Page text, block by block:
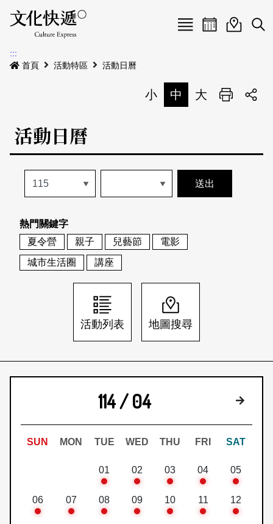
Menu
最新公告
本期專題
歷史專題
活動特區
活動列表
地圖搜尋
關於我們
關於我們
刊物索取地點
會員基本資料
刊登活動
網站導覽 English
日本語 登入/註冊
活動日曆活動地圖
展
:::
首頁
活動特區 活動日曆
小 中 大 列印
活動日曆
熱門關鍵字
夏令營
親子 兒藝節
電影
城市生活圈
講座
活動列表 地圖搜尋
114 / 04 下個月
SUN MON TUE WED THU FRI SAT
01 02 03 04 05
06 07 08 09 10 11 12